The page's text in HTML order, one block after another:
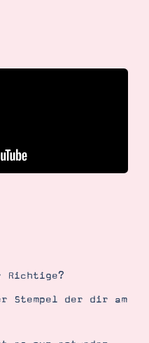
Richtige?
Stempel der dir am